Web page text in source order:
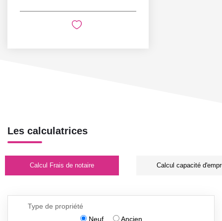
Les calculatrices
Calcul Frais de notaire Calcul capacité